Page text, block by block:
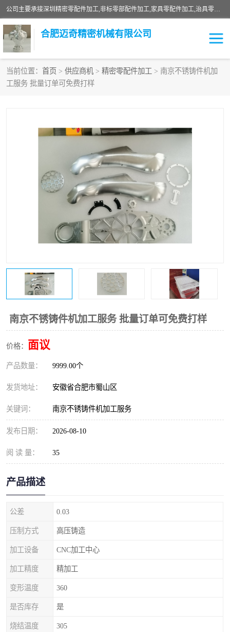
公司主要承接深圳精密零配件加工,非标零部配件加工,家具零配件加工,治具零配件加工,安徽精密零配件加工等各种各种精密机械加工，欢迎来来电咨询！
合肥迈奇精密机械有限公司
当前位置： 首页 > 供应商机 > 精密零配件加工 > 南京不锈铸件机加
工服务 批量订单可免费打样
南京不锈铸件机加工服务 批量订单可免费打样
价格： 面议
产品数量： 9999.00个
发货地址： 安徽省合肥市蜀山区
关键词： 南京不锈铸件机加工服务
发布日期： 2026-08-10
阅 读 量： 35
产品描述
公差 0.03
压制方式 高压铸造
加工设备 CNC加工中心
加工精度 精加工
变形温度 360
是否库存 是
烧结温度 305
铣床加工
家具零配件加工 数控精密机加工
机床零件加工
CNC加工 数控机床加工